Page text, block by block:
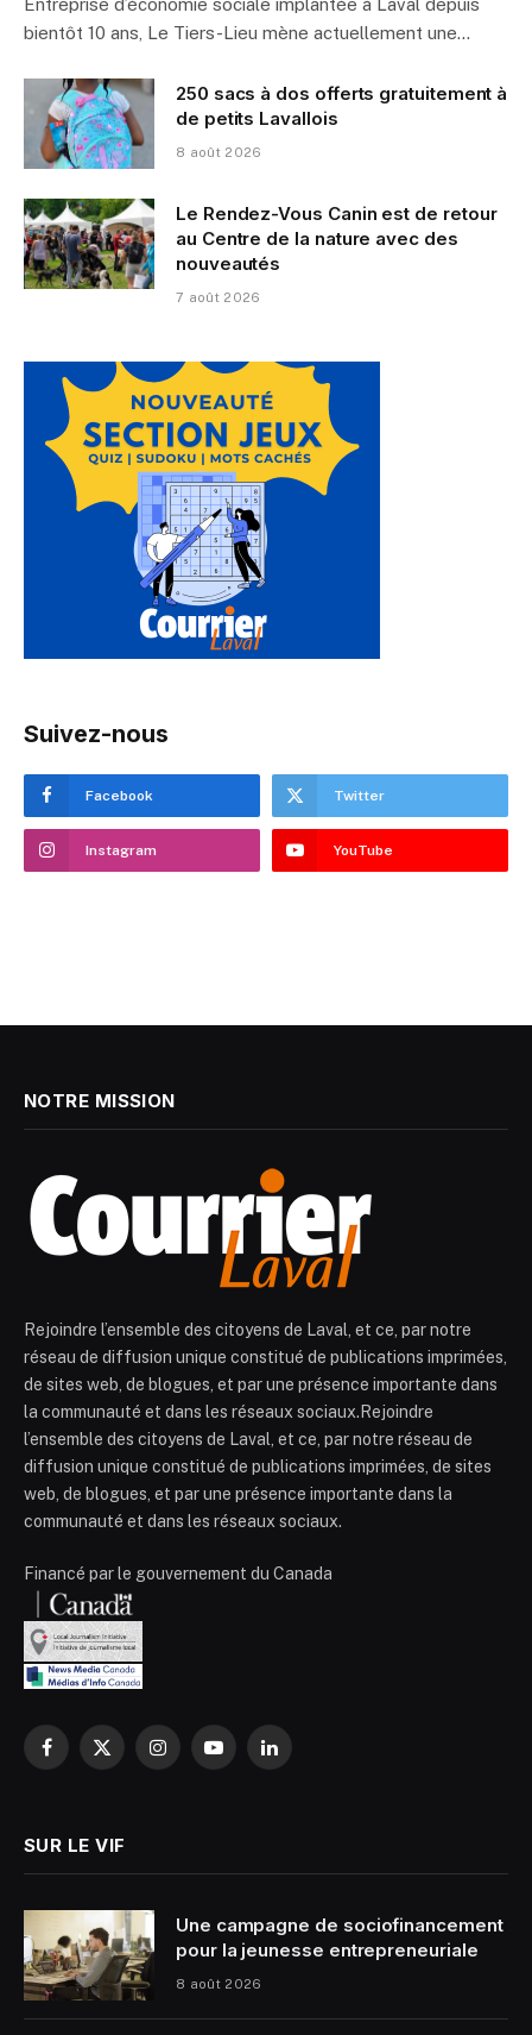
Entreprise d’économie sociale implantée à Laval depuis
bientôt 10 ans, Le Tiers-Lieu mène actuellement une…
250 sacs à dos offerts gratuitement à
de petits Lavallois
8 août 2026
Le Rendez-Vous Canin est de retour
au Centre de la nature avec des
nouveautés
7 août 2026
Suivez-nous
Facebook Twitter
Instagram YouTube
NOTRE MISSION
Rejoindre l’ensemble des citoyens de Laval, et ce, par notre
réseau de diffusion unique constitué de publications imprimées,
de sites web, de blogues, et par une présence importante dans
la communauté et dans les réseaux sociaux.Rejoindre
l’ensemble des citoyens de Laval, et ce, par notre réseau de
diffusion unique constitué de publications imprimées, de sites
web, de blogues, et par une présence importante dans la
communauté et dans les réseaux sociaux.
Financé par le gouvernement du Canada
Facebook
X
InstagramYouTubeLinkedIn
SUR LE VIF
Une campagne de sociofinancement
pour la jeunesse entrepreneuriale
8 août 2026